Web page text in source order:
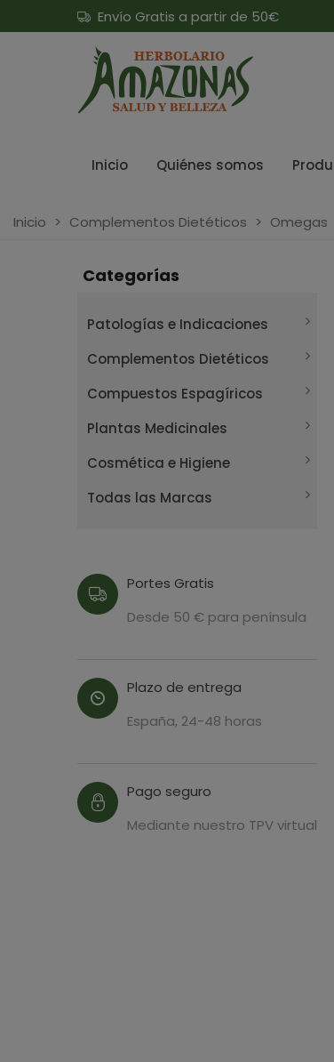
Envío Gratis a partir de 50€
Inicio Quiénes somos
Inicio > Complementos Dietéticos > Omegas
Categorías
Patologías e Indicaciones
Complementos Dietéticos
Compuestos Espagíricos
Plantas Medicinales
Cosmética e Higiene
Todas las Marcas
Portes Gratis
Desde 50 € para península
Plazo de entrega
España, 24-48 horas
Pago seguro
Mediante nuestro TPV virtual